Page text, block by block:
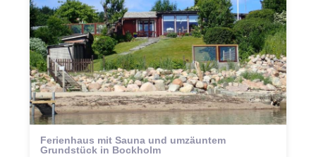
Ferienhaus mit Sauna und umzäuntem
Grundstück in Bockholm